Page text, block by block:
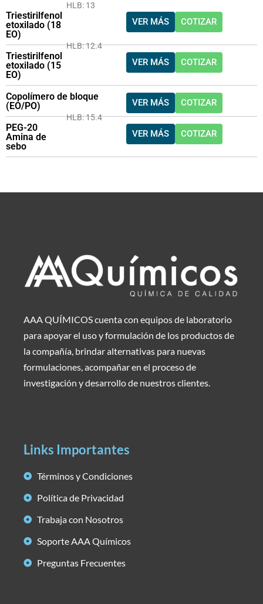
Triestirilfenol
etoxilado (18
EO)
HLB: 13
VER MÁS COTIZAR
Triestirilfenol
etoxilado (15
EO)
HLB: 12.4
VER MÁS COTIZAR
Copolímero de bloque
(EO/PO)
VER MÁS COTIZAR
PEG-20
Amina de
sebo
HLB: 15.4
VER MÁS COTIZAR
AAA QUÍMICOS cuenta con equipos de laboratorio
para apoyar el uso y formulación de los productos de
la compañía, brindar alternativas para nuevas
formulaciones, acompañar en el proceso de
investigación y desarrollo de nuestros clientes.
Links Importantes
Términos y Condiciones
Política de Privacidad
Trabaja con Nosotros
Soporte AAA Químicos
Preguntas Frecuentes